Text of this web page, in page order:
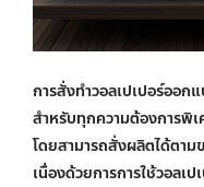
การสั่งทำวอลเปเปอร์ออก
สำหรับทุกความต้องการพิ
โดยสามารถสั่งผลิตได้ตา
เนื่องด้วยการการใช้วอลเ